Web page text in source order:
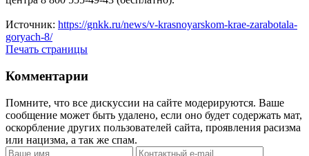
Источник: https://gnkk.ru/news/v-krasnoyarskom-krae-zarabotala-
goryach-8/
Печать страницы
Комментарии
Помните, что все дискуссии на сайте модерируются. Ваше
сообщение может быть удалено, если оно будет содержать мат,
оскорбление других пользователей сайта, проявления расизма
или нацизма, а так же спам.